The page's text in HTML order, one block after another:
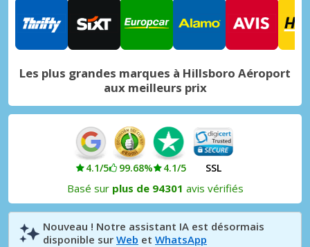
Les plus grandes marques à Hillsboro Aéroport
aux meilleurs prix
4.1/5 99.68% 4.1/5 SSL
Basé sur plus de 94301 avis vérifiés
Nouveau ! Notre assistant IA est désormais
disponible sur Web et WhatsApp